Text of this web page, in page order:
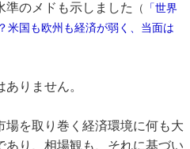
準のメドも示しました
（
「世界
米国も欧州も経済が弱く、当面は
りません。
を取り巻く経済環境に何も大
あり、相場観も、それに基づい